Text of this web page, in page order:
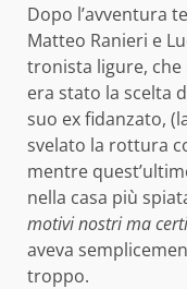
Dopo l’avventura
Matteo Ranieri e
tronista ligure, che
era stato la scelta
suo ex fidanzato,
svelato la rottura
mentre
nella casa più
motivi nostri ma
aveva
troppo.